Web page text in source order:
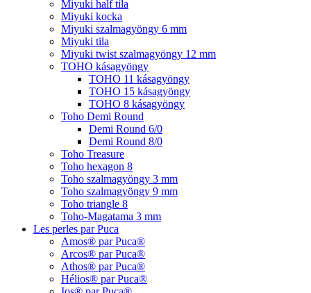
Miyuki half tila
Miyuki kocka
Miyuki szalmagyöngy 6 mm
Miyuki tila
Miyuki twist szalmagyöngy 12 mm
TOHO kásagyöngy
TOHO 11 kásagyöngy
TOHO 15 kásagyöngy
TOHO 8 kásagyöngy
Toho Demi Round
Demi Round 6/0
Demi Round 8/0
Toho Treasure
Toho hexagon 8
Toho szalmagyöngy 3 mm
Toho szalmagyöngy 9 mm
Toho triangle 8
Toho-Magatama 3 mm
Les perles par Puca
Amos® par Puca®
Arcos® par Puca®
Athos® par Puca®
Hélios® par Puca®